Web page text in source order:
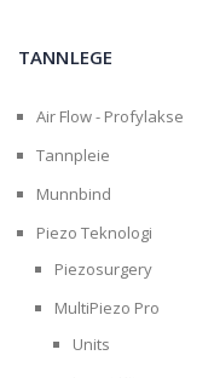
TANNLEGE
Air Flow - Profylakse
Tannpleie
Munnbind
Piezo Teknologi
Piezosurgery
MultiPiezo Pro
Units